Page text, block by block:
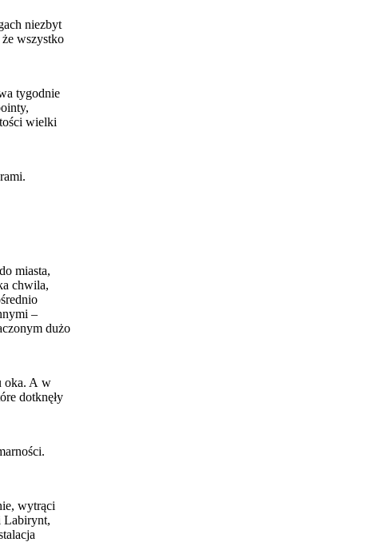
niezbyt
wszystko
tygodnie
wielki
miasta,
chwila,
–
dużo
oka. A w
dotknęły
wytrąci
Labirynt,